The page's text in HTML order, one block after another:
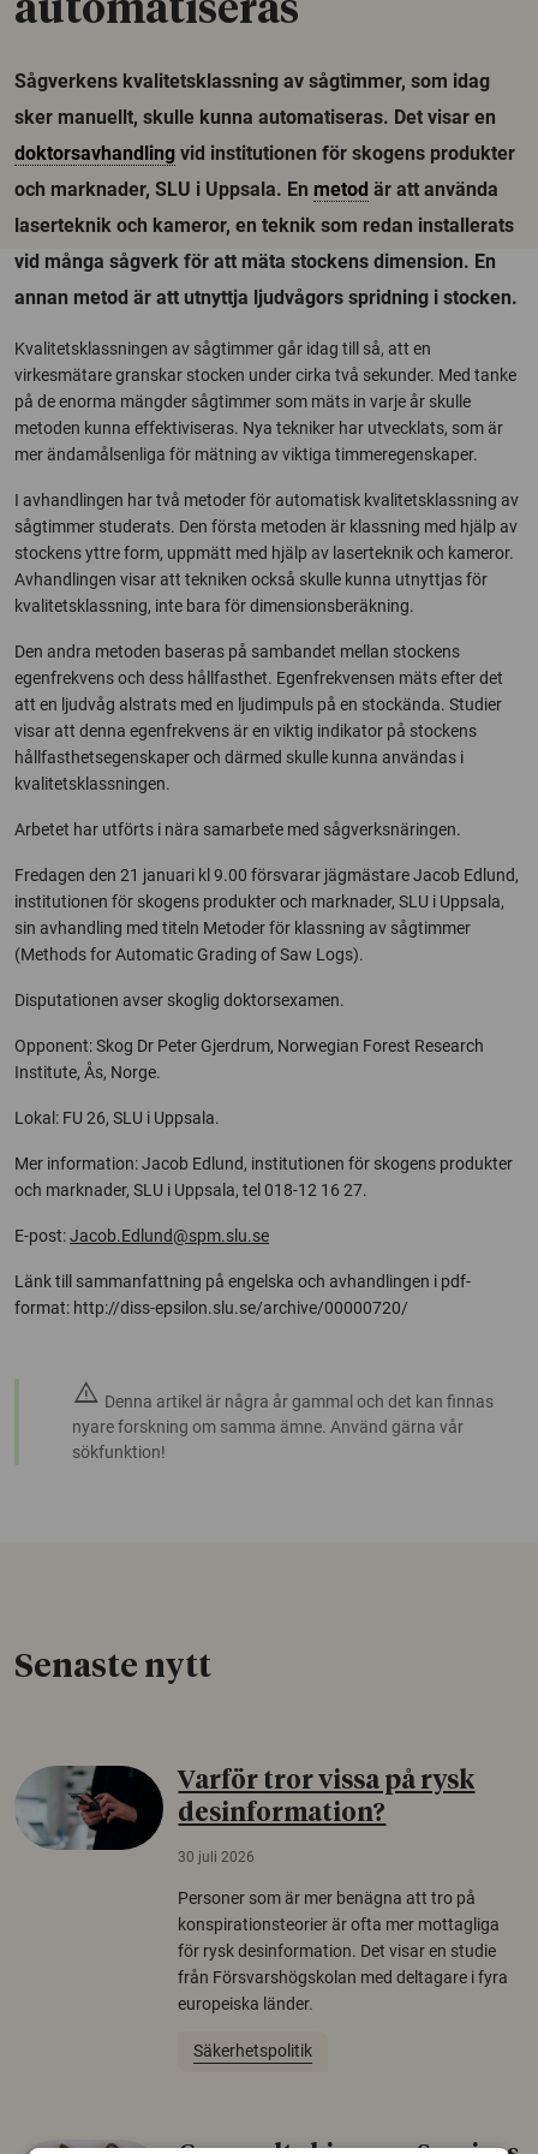
automatiseras
Sågverkens kvalitetsklassning av sågtimmer, som idag
sker manuellt, skulle kunna automatiseras. Det visar en
doktorsavhandling vid institutionen för skogens produkter
och marknader, SLU i Uppsala. En metod är att använda
laserteknik och kameror, en teknik som redan installerats
vid många sågverk för att mäta stockens dimension. En
annan metod är att utnyttja ljudvågors spridning i stocken.
Kvalitetsklassningen av sågtimmer går idag till så, att en
virkesmätare granskar stocken under cirka två sekunder. Med tanke
på de enorma mängder sågtimmer som mäts in varje år skulle
metoden kunna effektiviseras. Nya tekniker har utvecklats, som är
mer ändamålsenliga för mätning av viktiga timmeregenskaper.
I avhandlingen har två metoder för automatisk kvalitetsklassning av
sågtimmer studerats. Den första metoden är klassning med hjälp av
stockens yttre form, uppmätt med hjälp av laserteknik och kameror.
Avhandlingen visar att tekniken också skulle kunna utnyttjas för
kvalitetsklassning, inte bara för dimensionsberäkning.
Den andra metoden baseras på sambandet mellan stockens
egenfrekvens och dess hållfasthet. Egenfrekvensen mäts efter det
att en ljudvåg alstrats med en ljudimpuls på en stockända. Studier
visar att denna egenfrekvens är en viktig indikator på stockens
hållfasthetsegenskaper och därmed skulle kunna användas i
kvalitetsklassningen.
Arbetet har utförts i nära samarbete med sågverksnäringen.
Fredagen den 21 januari kl 9.00 försvarar jägmästare Jacob Edlund,
institutionen för skogens produkter och marknader, SLU i Uppsala,
sin avhandling med titeln Metoder för klassning av sågtimmer
(Methods for Automatic Grading of Saw Logs).
Disputationen avser skoglig doktorsexamen.
Opponent: Skog Dr Peter Gjerdrum, Norwegian Forest Research
Institute, Ås, Norge.
Lokal: FU 26, SLU i Uppsala.
Mer information: Jacob Edlund, institutionen för skogens produkter
och marknader, SLU i Uppsala, tel 018-12 16 27.
E-post:Jacob.Edlund@spm.slu.se
Länk till sammanfattning på engelska och avhandlingen i pdf-
format: http://diss-epsilon.slu.se/archive/00000720/
warning Denna artikel är några år gammal och det kan finnas
nyare forskning om samma ämne. Använd gärna vår
sökfunktion!
Senaste nytt
Varför tror vissa på rysk
desinformation?
30 juli 2026
Personer som är mer benägna att tro på
konspirationsteorier är ofta mer mottagliga
för rysk desinformation. Det visar en studie
från Försvarshögskolan med deltagare i fyra
europeiska länder.
Säkerhetspolitik